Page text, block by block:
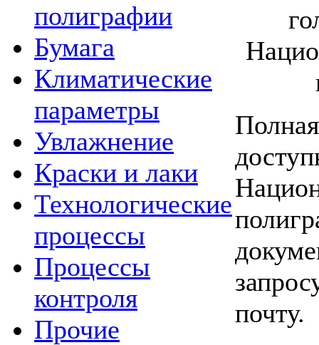
полиграфии
Бумага
Климатические
параметры
Увлажнение
Краски и лаки
Технологические
процессы
Процессы
контроля
Прочие
почту.